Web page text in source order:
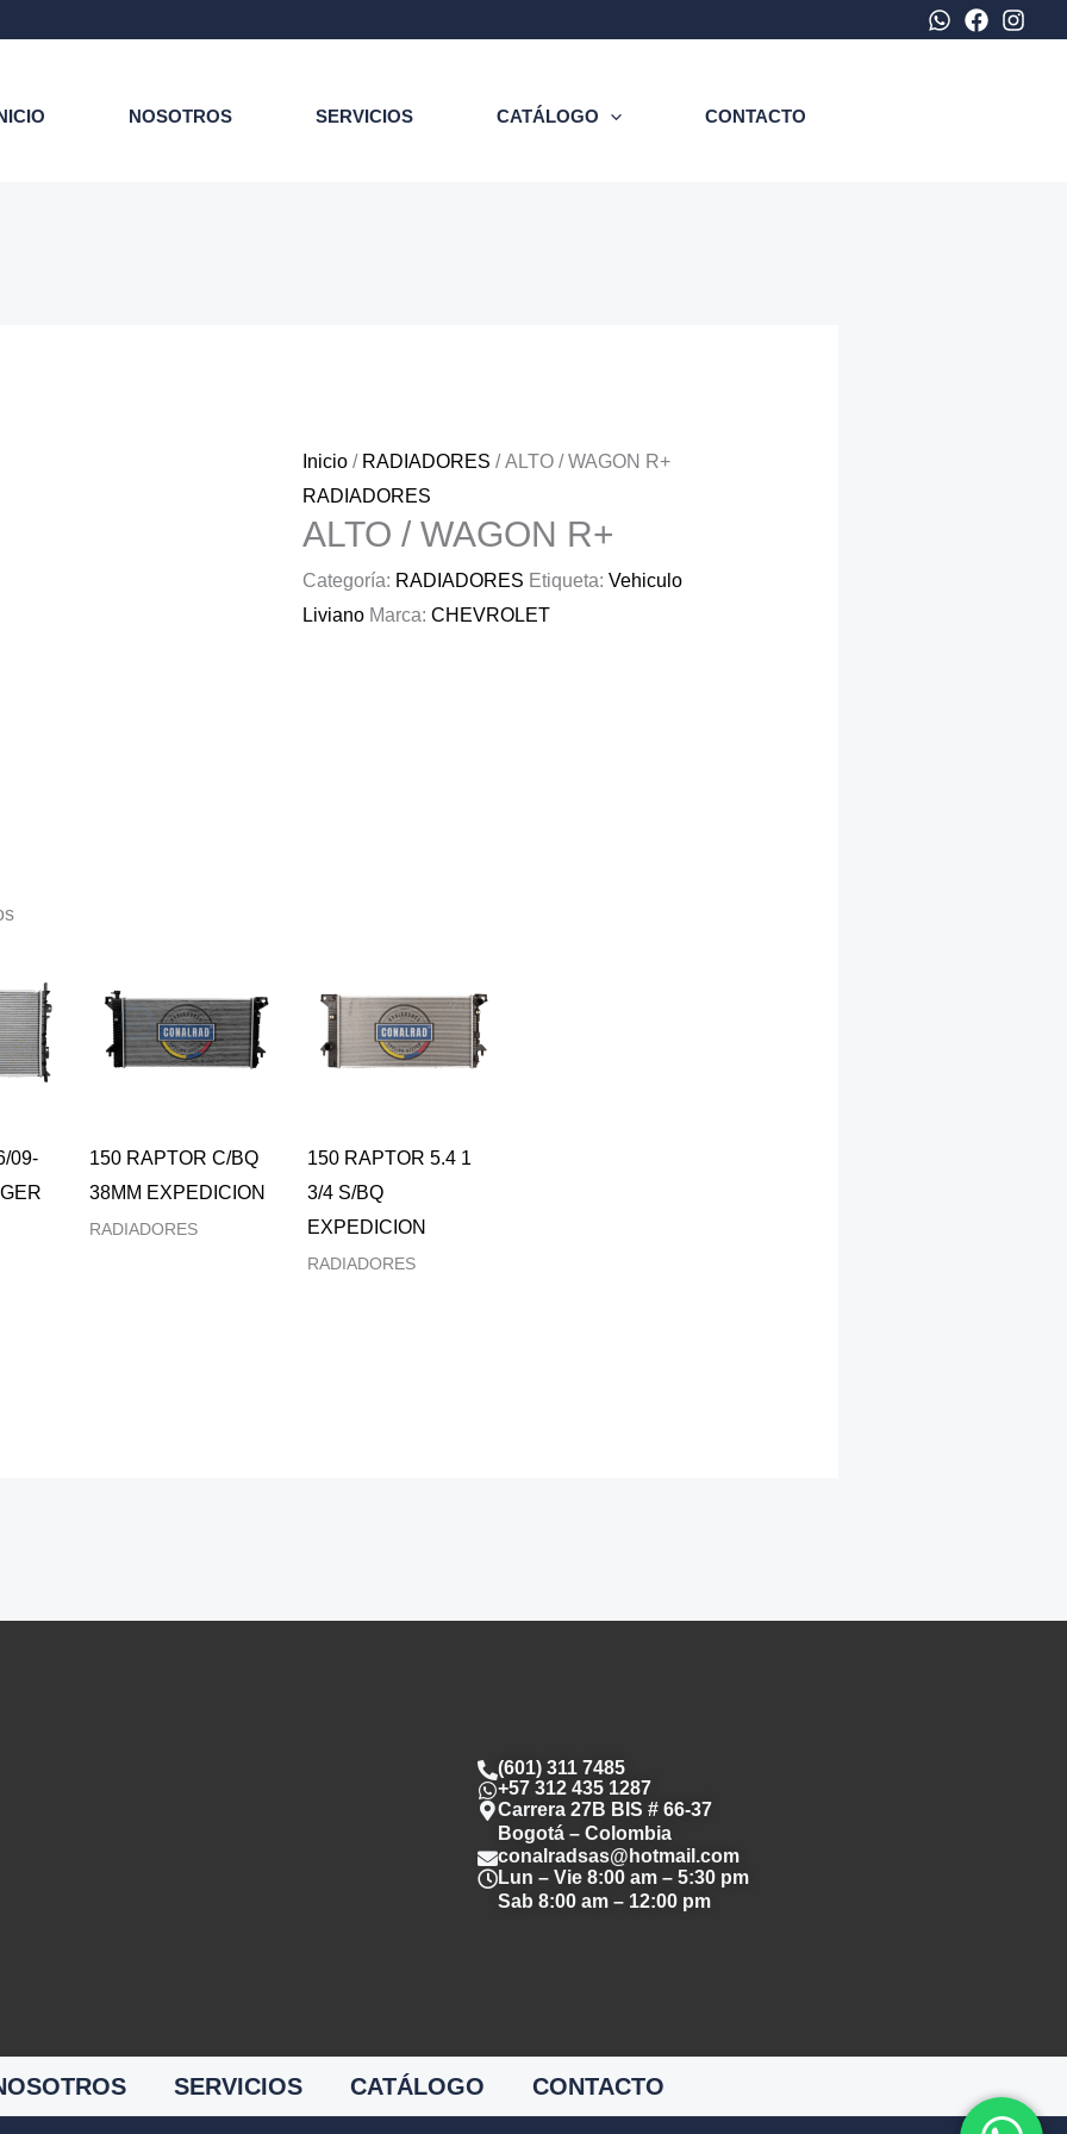
NOSOTROS SERVICIOS CATÁLOGO CONTACTO
Inicio / RADIADORES / ALTO / WAGON R+
RADIADORES
ALTO / WAGON R+
Categoría: RADIADORES Etiqueta:Vehiculo
Liviano Marca:CHEVROLET
09-
150 RAPTOR C/BQ
38MM EXPEDICION
RADIADORES
150 RAPTOR 5.4 1
3/4 S/BQ
EXPEDICION
RADIADORES
(601) 311 7485
+57 312 435 1287
Carrera 27B BIS # 66-37
Bogotá – Colombia
conalradsas@hotmail.com
Lun – Vie 8:00 am – 5:30 pm
Sab 8:00 am – 12:00 pm
SERVICIOS CATÁLOGO CONTACTO